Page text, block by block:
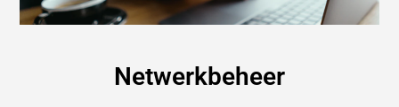
Netwerkbeheer